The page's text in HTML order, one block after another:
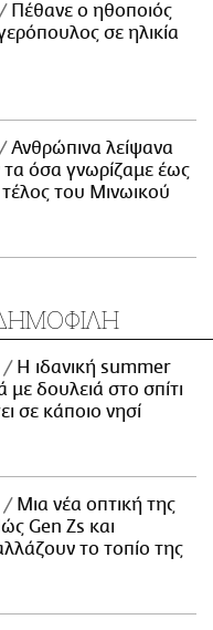
Πέθανε ο ηθοποιός
σε ηλικία
Ανθρώπινα λείψανα
όσα γνωρίζαμε έως
του Μινωικού
Η ιδανική summer
με δουλειά στο σπίτι
σε κάποιο νησί
Μια νέα οπτική της
Gen Zs και
το τοπίο της